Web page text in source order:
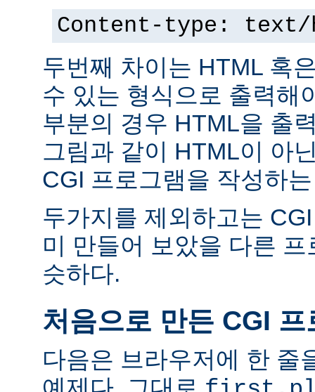
Content-type: text/
두번째 차이는 HTML 혹
수 있는 형식으로 출력해
부분의 경우 HTML을 출
그림과 같이 HTML이 아
CGI 프로그램을 작성하
두가지를 제외하고는
미 만들어 보았을 다른
슷하다.
처음으로 만든 CGI 프
다음은 브라우저에 한 줄